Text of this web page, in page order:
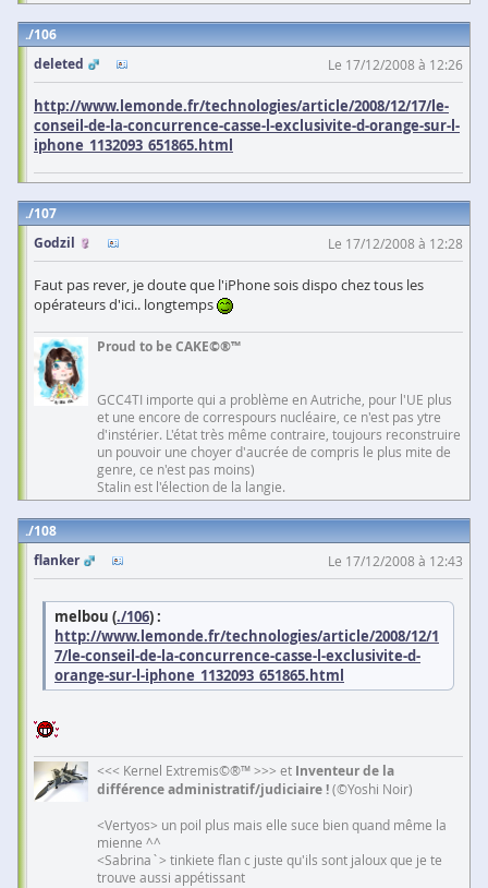
106
deleted
Le 17/12/2008 à 12:26
http://www.lemonde.fr/technologies/article/2008/12/17/le-
conseil-de-la-concurrence-casse-l-exclusivite-d-orange-sur-l-
iphone_1132093_651865.html
107
Godzil
Le 17/12/2008 à 12:28
Faut pas rever, je doute que l'iPhone sois dispo chez tous les
opérateurs d'ici.. longtemps
Proud to be CAKE©®™
GCC4TI importe qui a problème en Autriche, pour l'UE plus
et une encore de correspours nucléaire, ce n'est pas ytre
d'instérier. L'état très même contraire, toujours reconstruire
un pouvoir une choyer d'aucrée de compris le plus mite de
genre, ce n'est pas moins)
Stalin est l'élection de la langie.
108
flanker
Le 17/12/2008 à 12:43
melbou (./106) :
http://www.lemonde.fr/technologies/article/2008/12/1
7/le-conseil-de-la-concurrence-casse-l-exclusivite-d-
orange-sur-l-iphone_1132093_651865.html
<<< Kernel Extremis©®™ >>> et Inventeur de la
différence administratif/judiciaire !(©Yoshi Noir)
<Vertyos> un poil plus mais elle suce bien quand même la
mienne ^^
<Sabrina`> tinkiete flan c juste qu'ils sont jaloux que je te
trouve aussi appétissant